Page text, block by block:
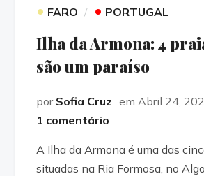
• FARO • PORTUGAL
Ilha da Armona: 4
são um paraíso
por Sofia Cruz em Abril 24,
1 comentário
A Ilha da Armona é uma das
situadas na Ria Formosa, no